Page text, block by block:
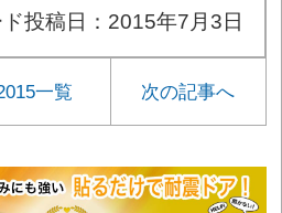
投稿日：2015年7月3日
一覧 次の記事へ